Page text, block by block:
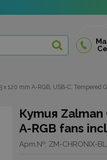
120 mm A-RGB, USB-C, Tempered
Кутия Zalman
A-RGB fans
Арт.№: ZM-CHRONIX-